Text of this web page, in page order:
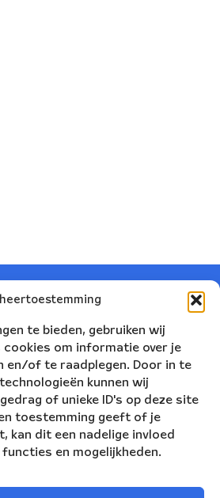
te bieden, gebruiken wij
cookies om informatie over je
en/of te raadplegen. Door in te
kunnen wij
of unieke ID's op deze site
toestemming geeft of je
kan dit een nadelige invloed
functies en mogelijkheden.
Ensemble